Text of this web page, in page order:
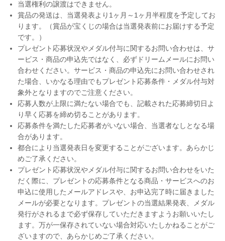
当選権利の譲渡はできません。
賞品の発送は、当選発表より1ヶ月～1ヶ月半程度を予定してお
ります。（賞品が宝くじの場合は当選発表前にお届けする予定
です。）
プレゼント応募状況やメダル付与に関するお問い合わせは、サ
ービス・商品の申込先ではなく、必ずドリームメールにお問い
合わせください。サービス・商品の申込先にお問い合わせされ
た場合、いかなる理由でもプレゼント応募条件・メダル付与対
象外となりますのでご注意ください。
応募人数が上限に満たない場合でも、記載された応募締切日よ
り早く応募を締め切ることがあります。
応募条件を満たした応募者がいない場合、当選者なしとなる場
合があります。
都合により当選発表日を変更することがございます。あらかじ
めご了承ください。
プレゼント応募状況やメダル付与に関するお問い合わせをいた
だく際に、プレゼントの応募条件となる商品・サービスへのお
申込に使用したメールアドレスや、お申込完了時に届きました
メールが必要となります。プレゼントの当選結果発表、メダル
発行がされるまで必ず保存していただきますようお願いいたし
ます。万が一保存されていない場合対応いたしかねることがご
ざいますので、あらかじめご了承ください。